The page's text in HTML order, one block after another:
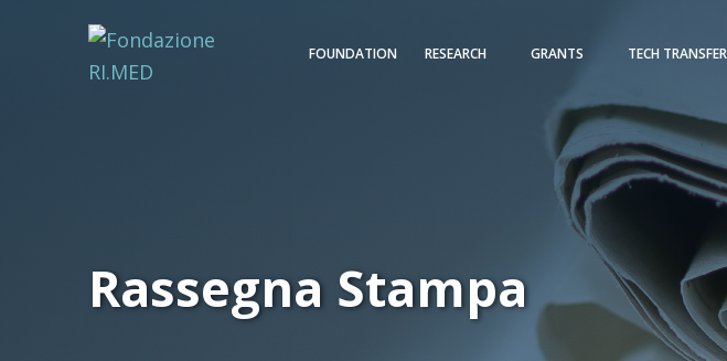
FOUNDATION RESEARCH GRANTS TECH TRANSFER
Rassegna Stampa